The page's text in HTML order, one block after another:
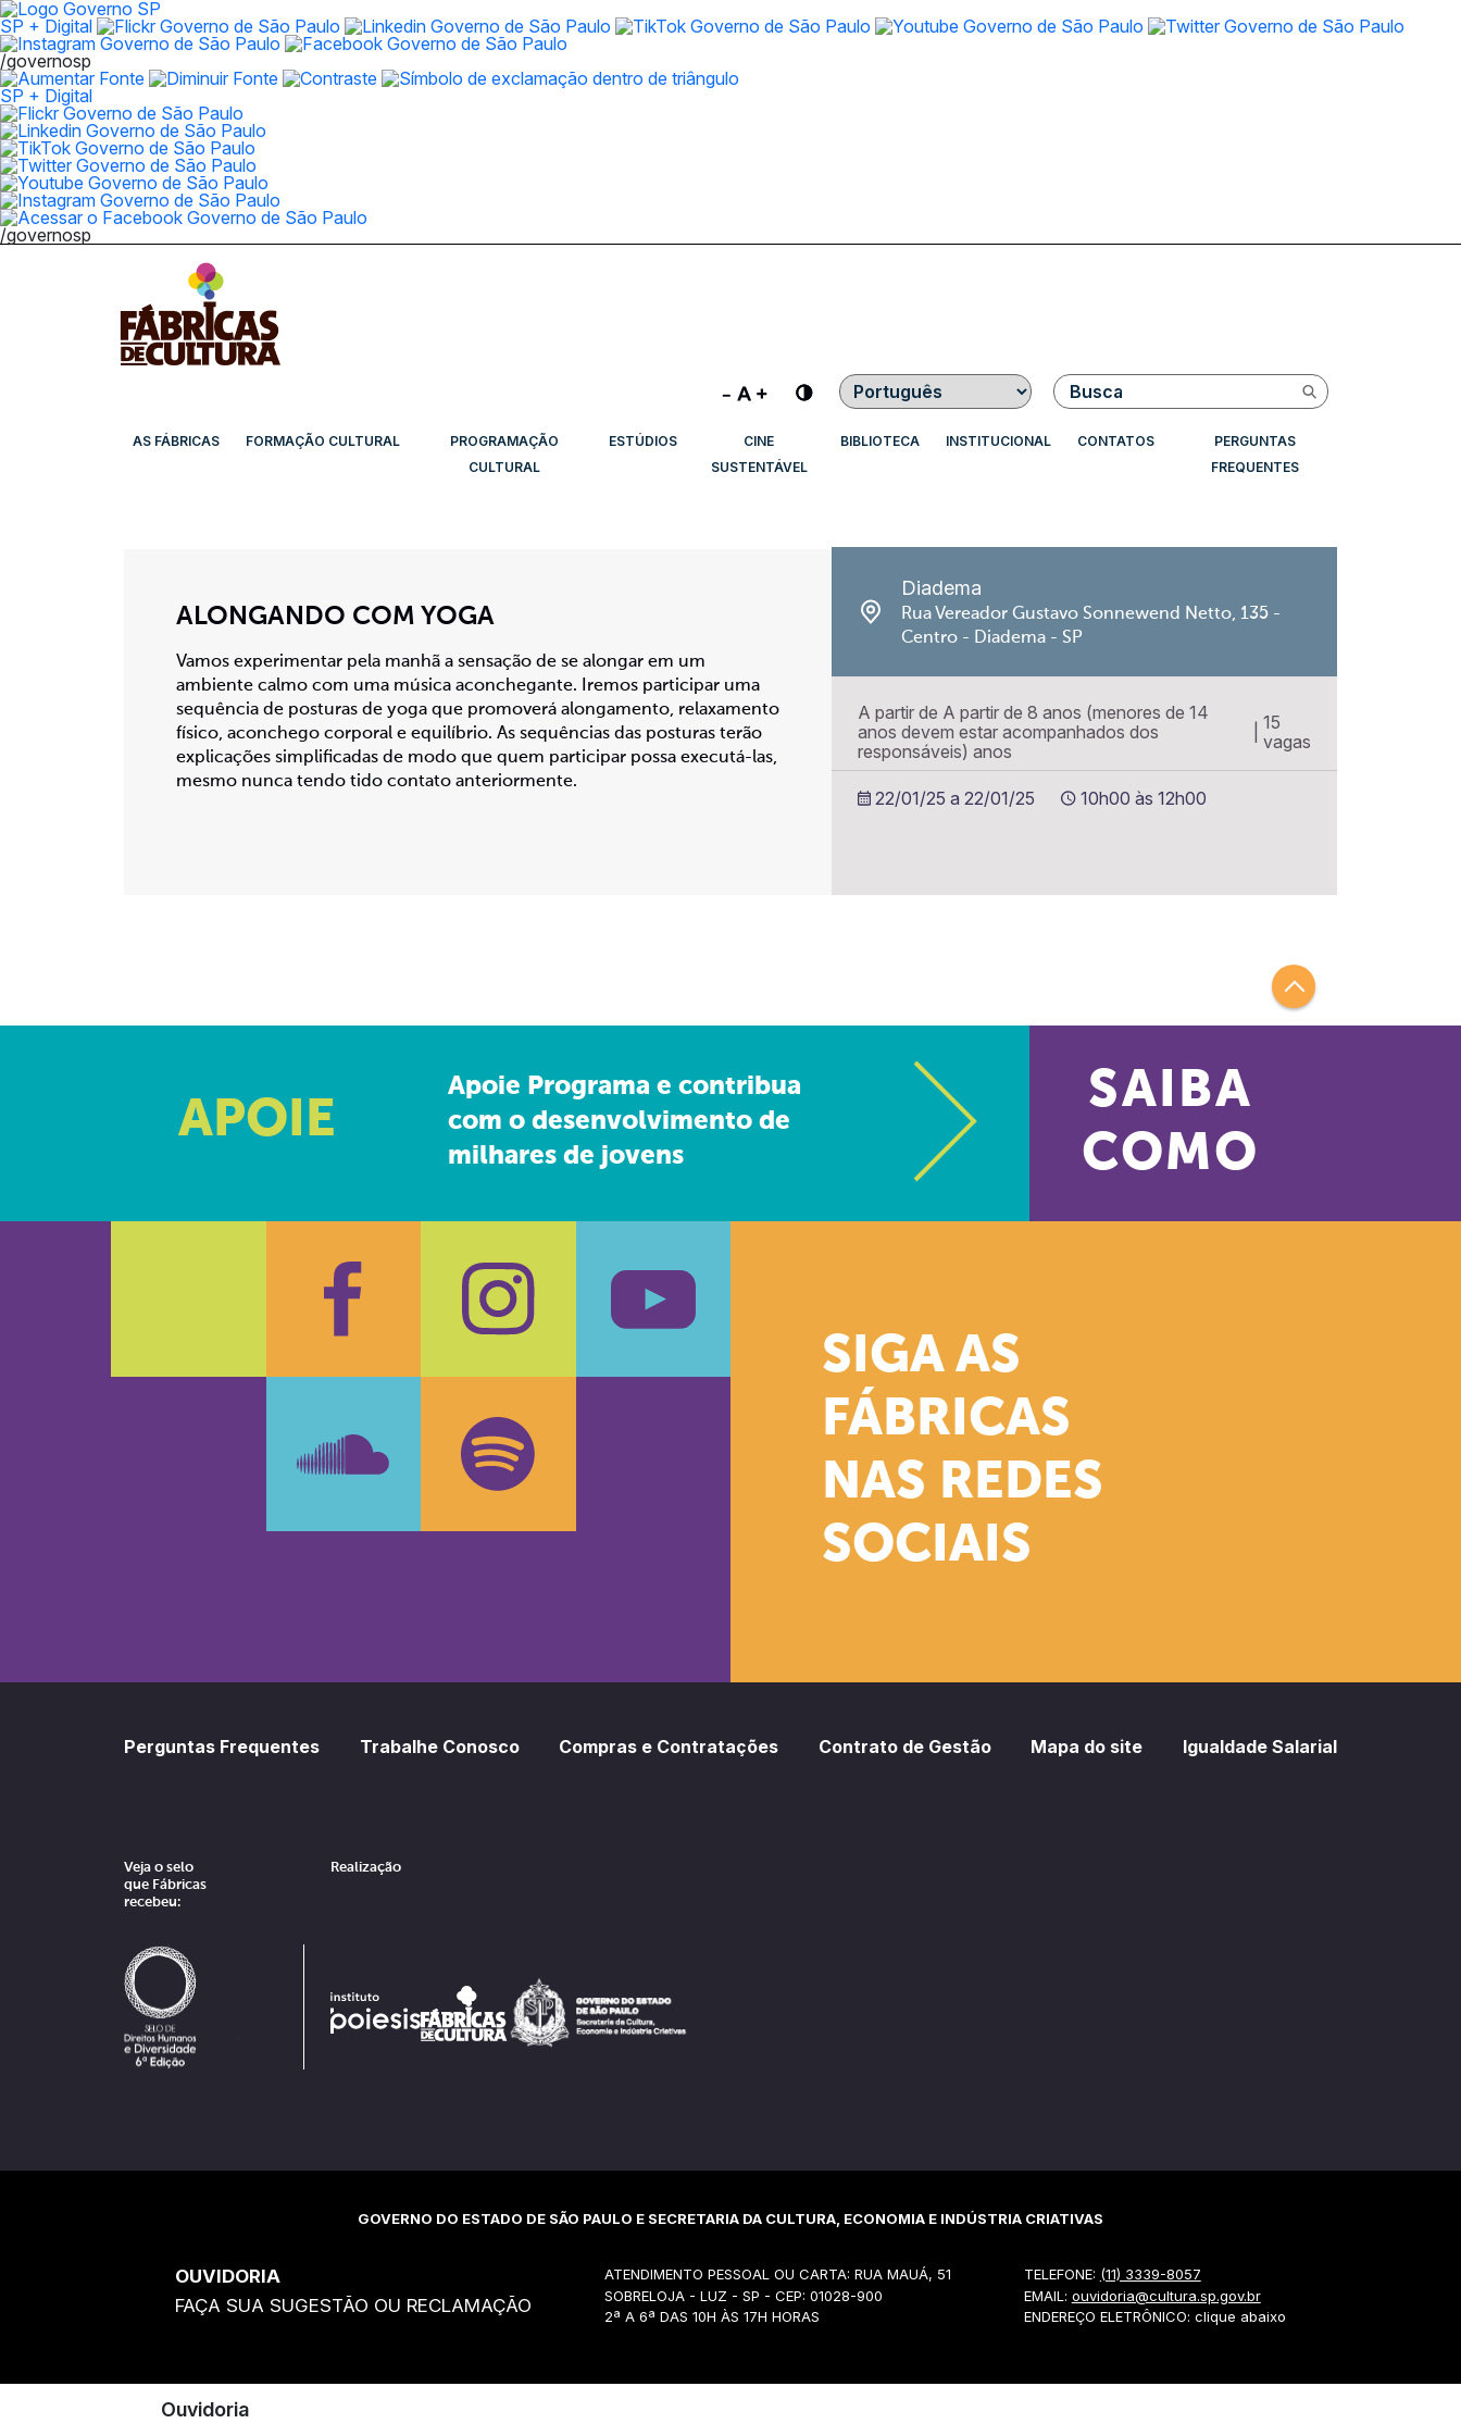
SP + Digital
/governosp
SP + Digital
/governosp
Contraste Buscar
AS FÁBRICAS FORMAÇÃO CULTURAL
PROGRAMAÇÃO
CULTURAL
ESTÚDIOS
CINE
SUSTENTÁVEL
BIBLIOTECA INSTITUCIONAL CONTATOS
PERGUNTAS
FREQUENTES
ALONGANDO COM YOGA
Vamos experimentar pela manhã a sensação de se alongar em um
ambiente calmo com uma música aconchegante. Iremos participar uma
sequência de posturas de yoga que promoverá alongamento, relaxamento
físico, aconchego corporal e equilíbrio. As sequências das posturas terão
explicações simplificadas de modo que quem participar possa executá-las,
mesmo nunca tendo tido contato anteriormente.
Diadema
Rua Vereador Gustavo Sonnewend Netto, 135 -
Centro - Diadema - SP
A partir de A partir de 8 anos (menores de 14
anos devem estar acompanhados dos
responsáveis) anos
15
vagas
22/01/25 a 22/01/25 10h00 às 12h00
APOIE
Apoie Programa e contribua
com o desenvolvimento de
milhares de jovens
SAIBA
COMO
SIGA AS
FÁBRICAS
NAS REDES
SOCIAIS
FacebookInstagram
Perguntas Frequentes Trabalhe Conosco Compras e Contratações Contrato de Gestão Mapa do site Igualdade Salarial
Veja o selo
que Fábricas
recebeu:
Realização
GOVERNO DO ESTADO DE SÃO PAULO E SECRETARIA DA CULTURA, ECONOMIA E INDÚSTRIA CRIATIVAS
OUVIDORIA
FAÇA SUA SUGESTÃO OU RECLAMAÇÃO
ATENDIMENTO PESSOAL OU CARTA: RUA MAUÁ, 51
SOBRELOJA - LUZ - SP - CEP: 01028-900
2ª A 6ª DAS 10H ÀS 17H HORAS
TELEFONE: (11) 3339-8057
EMAIL: ouvidoria@cultura.sp.gov.br
ENDEREÇO ELETRÔNICO: clique abaixo
Ouvidoria